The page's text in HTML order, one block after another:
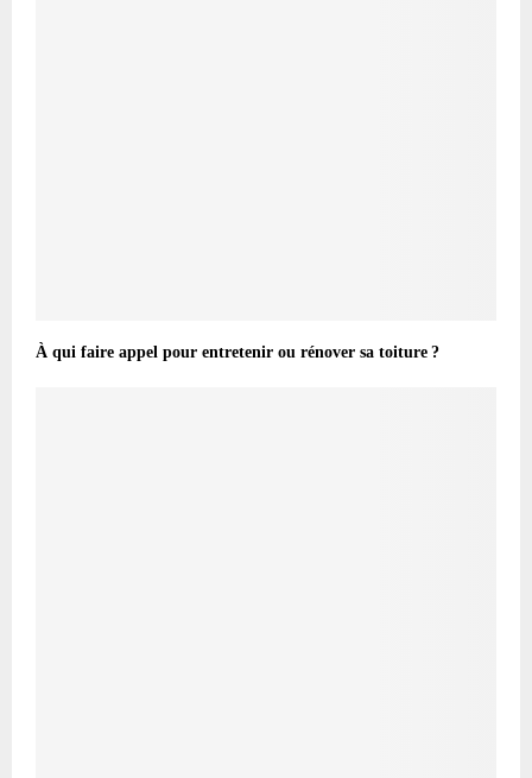
À qui faire appel pour entretenir ou rénover sa toiture ?